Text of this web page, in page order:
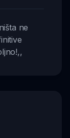
ne
,,